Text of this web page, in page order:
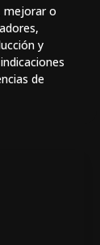
mejorar o
y
de